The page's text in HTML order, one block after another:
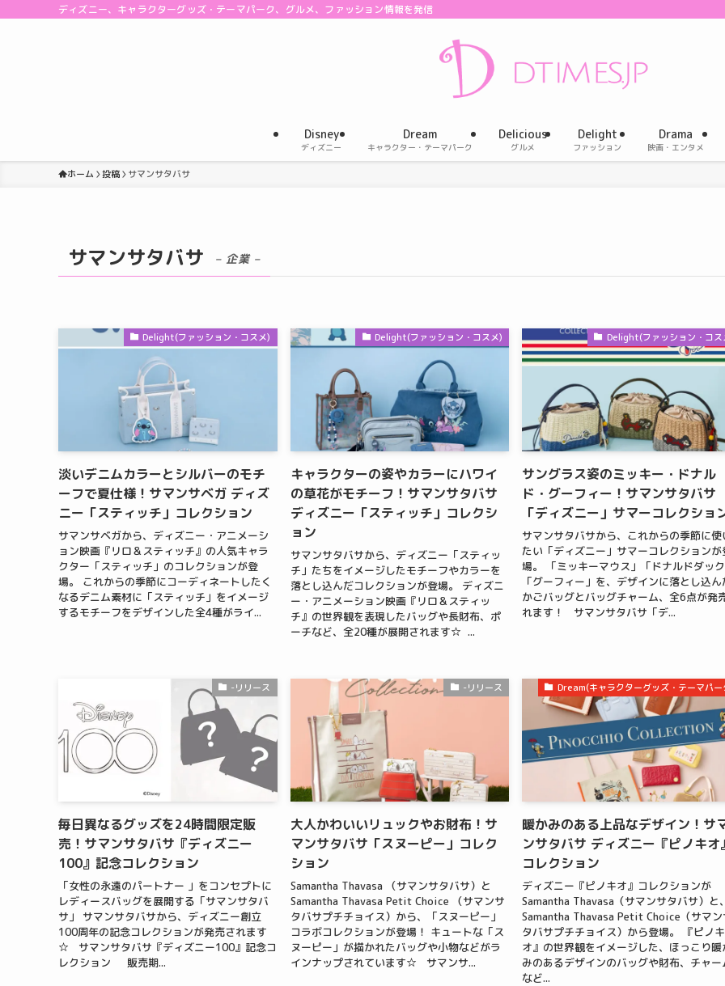
ディズニー、キャラクターグッズ・テーマパーク、グルメ、ファッション情報を発信
Disney
ディズニー
Dream
キャラクター・テーマパーク
Delicious
グルメ
Delight
ファッション
Drama
映画・エンタメ
ホーム 投稿 サマンサタバサ
サマンサタバサ – 企業 –
Delight(ファッション・コスメ)
淡いデニムカラーとシルバーのモチ
ーフで夏仕様！サマンサベガ ディズ
ニー「スティッチ」コレクション
サマンサベガから、ディズニー・アニメーシ
ョン映画『リロ＆スティッチ』の人気キャラ
クター「スティッチ」のコレクションが登
場。 これからの季節にコーディネートしたく
なるデニム素材に「スティッチ」をイメージ
するモチーフをデザインした全4種がライ...
Delight(ファッション・コスメ)
キャラクターの姿やカラーにハワイ
の草花がモチーフ！サマンサタバサ
ディズニー「スティッチ」コレクシ
ョン
サマンサタバサから、ディズニー「スティッ
チ」たちをイメージしたモチーフやカラーを
落とし込んだコレクションが登場。 ディズニ
ー・アニメーション映画『リロ＆スティッ
チ』の世界観を表現したバッグや長財布、ポ
ーチなど、全20種が展開されます☆ ...
Delight(ファッション・コス
サングラス姿のミッキー・ドナル
ド・グーフィー！サマンサタバサ
「ディズニー」サマーコレクショ
サマンサタバサから、これからの季節に使
たい「ディズニー」サマーコレクションが
場。 「ミッキーマウス」「ドナルドダック
「グーフィー」を、デザインに落とし込ん
かごバッグとバッグチャーム、全6点が発
れます！ サマンサタバサ「デ...
-リリース
毎日異なるグッズを24時間限定販
売！サマンサタバサ『ディズニー
100』記念コレクション
「女性の永遠のパートナー 」をコンセプトに
レディースバッグを展開する「サマンサタバ
サ」 サマンサタバサから、ディズニー創立
100周年の記念コレクションが発売されます
☆ サマンサタバサ『ディズニー100』記念コ
レクション 販売期...
-リリース
大人かわいいリュックやお財布！サ
マンサタバサ「スヌーピー」コレク
ション
Samantha Thavasa （サマンサタバサ）と
Samantha Thavasa Petit Choice （サマンサ
タバサプチチョイス）から、「スヌーピー」
コラボコレクションが登場！ キュートな「ス
ヌーピー」が描かれたバッグや小物などがラ
インナップされています☆ サマンサ...
Dream(キャラクターグッズ・テーマパー
暖かみのある上品なデザイン！サ
ンサタバサ ディズニー『ピノキオ
コレクション
ディズニー『ピノキオ』コレクションが
Samantha Thavasa（サマンサタバサ）と、
Samantha Thavasa Petit Choice（サマン
タバサプチチョイス）から登場。 『ピノキ
オ』の世界観をイメージした、ほっこり暖
みのあるデザインのバッグや財布、チャー
など...